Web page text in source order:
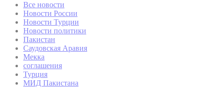
Все новости
Новости России
Новости Турции
Новости политики
Пакистан
Саудовская Аравия
Мекка
соглашения
Турция
МИД Пакистана